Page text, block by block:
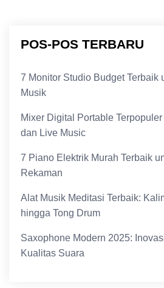
POS-POS TERBARU
7 Monitor Studio Budget Terbaik
Musik
Mixer Digital Portable
dan Live Music
7 Piano Elektrik Murah Terbaik
Rekaman
Alat Musik Meditasi Terbaik:
hingga Tong Drum
Saxophone Modern 2025:
Kualitas Suara